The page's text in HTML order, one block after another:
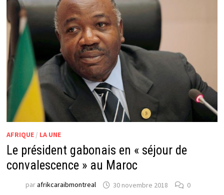
AFRIQUE/ LA UNE
Le président gabonais en « séjour de
convalescence » au Maroc
parafrikcaraibmontreal 30 novembre 2018 0